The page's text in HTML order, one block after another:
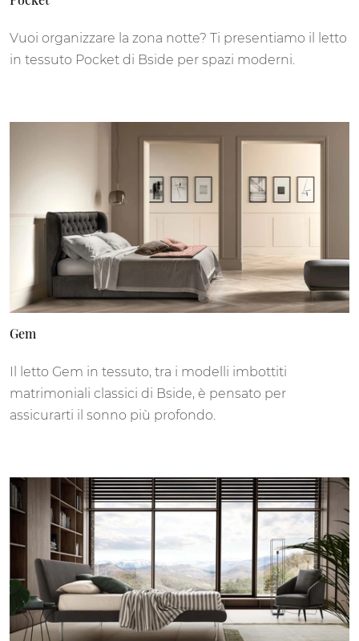
Vuoi organizzare la zona notte? Ti presentiamo il letto
in tessuto Pocket di Bside per spazi moderni.
Gem
Il letto Gem in tessuto, tra i modelli imbottiti
matrimoniali classici di Bside, è pensato per
assicurarti il sonno più profondo.